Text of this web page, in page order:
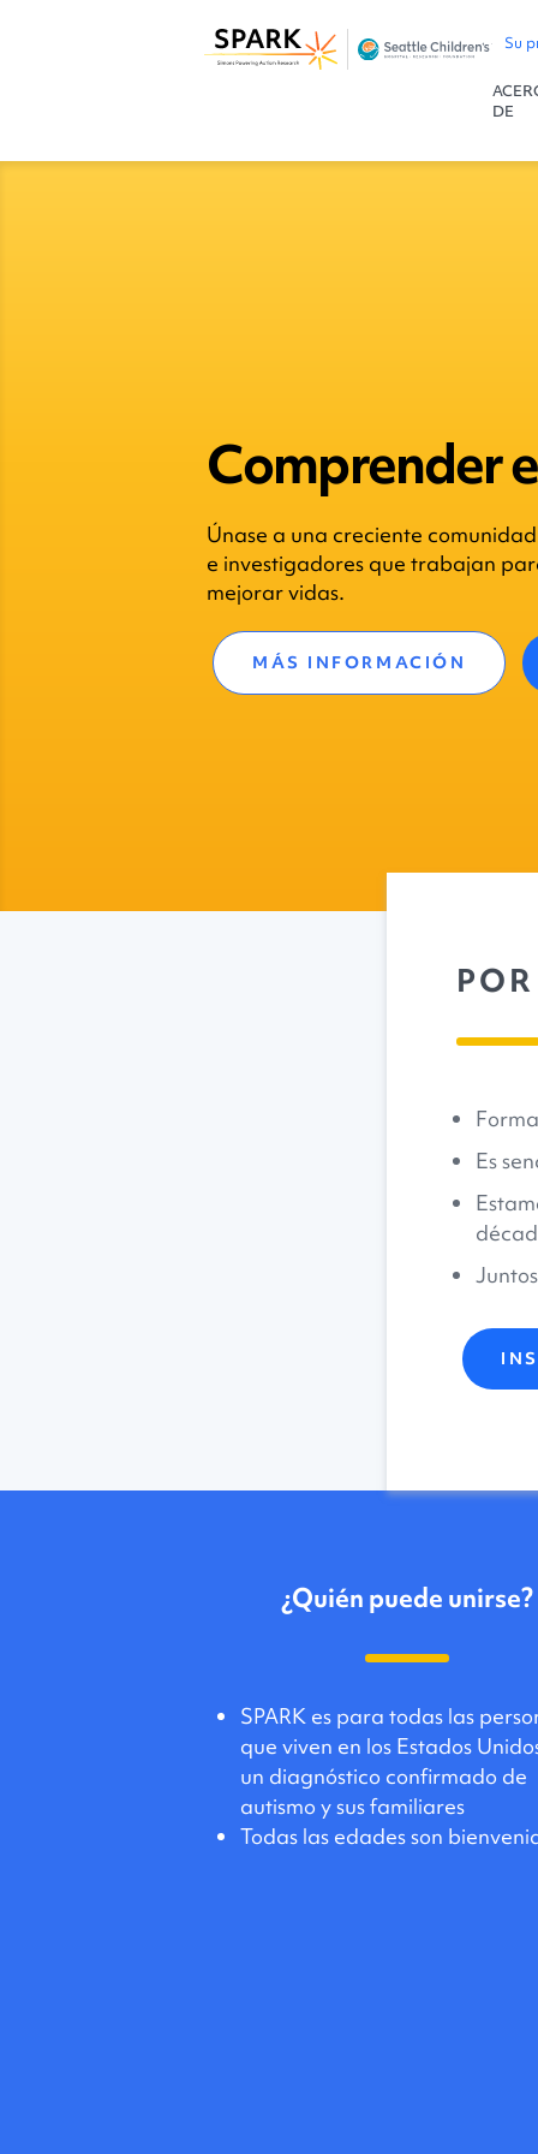
Su
DE
Comprender
Únase a una creciente
e investigadores que trabajan
mejorar vidas.
MÁS INFORMACIÓN
Es
¿Quién puede unirse?
SPARK es para todas las
que viven en los Estados
un diagnóstico confirmado de
autismo y sus familiares
Todas las edades son